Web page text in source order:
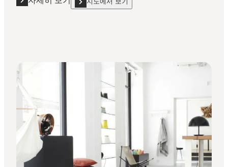
자세히 보기 "메뉴 스페이스(Menu Space)"
show 메뉴 스페이스(Menu Space) on_map